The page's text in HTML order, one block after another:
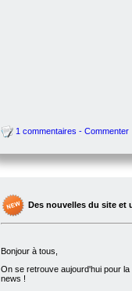
1 commentaires - Commenter
Des nouvelles du site
Bonjour à tous,
On se retrouve aujourd'hui pour
news !